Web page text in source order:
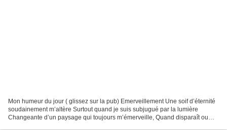
Mon humeur du jour ( glissez sur la pub) Emerveillement Une soif d’éternité
soudainement m’altère Surtout quand je suis subjugué par la lumière
Changeante d’un paysage qui toujours m’émerveille, Quand disparaît ou